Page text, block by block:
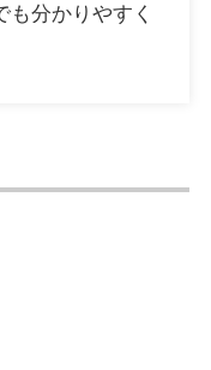
分かりやすく